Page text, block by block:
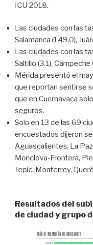
ICU 2018.
Las ciudades con las
Salamanca (149.0),
Las ciudades con las
Saltillo (3.1),
Mérida presentó el
que reportan sentirse
que en Cuernavaca
seguros.
Solo en 13 de las 69
encuestados dijeron
Aguascalientes, La
Monclova-Frontera,
Tepic, Monterrey,
Resultados del
de ciudad y grupo